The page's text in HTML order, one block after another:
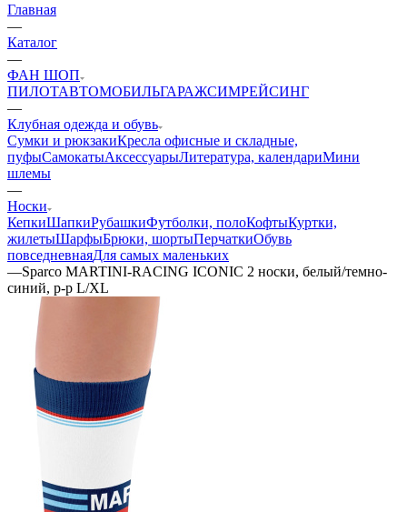
Главная
—
Каталог
—
ФАН ШОП
ПИЛОТАВТОМОБИЛЬГАРАЖСИМРЕЙСИНГ
—
Клубная одежда и обувь
Сумки и рюкзакиКресла офисные и складные,
пуфыСамокатыАксессуарыЛитература, календариМини
шлемы
—
Носки
КепкиШапкиРубашкиФутболки, полоКофтыКуртки,
жилетыШарфыБрюки, шортыПерчаткиОбувь
повседневнаяДля самых маленьких
—Sparco MARTINI-RACING ICONIC 2 носки, белый/темно-
синий, р-р L/XL